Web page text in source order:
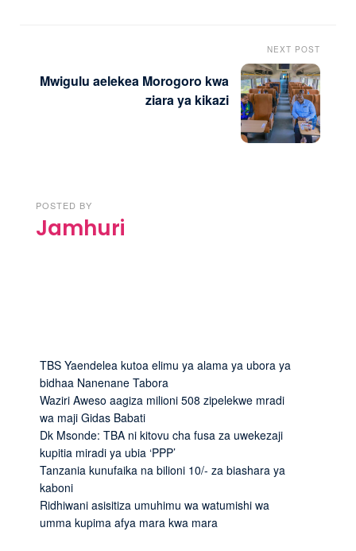
NEXT POST
Mwigulu aelekea Morogoro kwa
ziara ya kikazi
POSTED BY
Jamhuri
TBS Yaendelea kutoa elimu ya alama ya ubora ya
bidhaa Nanenane Tabora
Waziri Aweso aagiza milioni 508 zipelekwe mradi
wa maji Gidas Babati
Dk Msonde: TBA ni kitovu cha fusa za uwekezaji
kupitia miradi ya ubia ‘PPP’
Tanzania kunufaika na bilioni 10/- za biashara ya
kaboni
Ridhiwani asisitiza umuhimu wa watumishi wa
umma kupima afya mara kwa mara